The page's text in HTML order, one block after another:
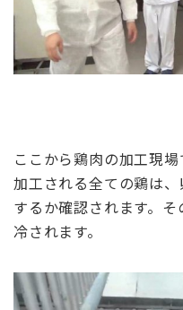
ここから鶏肉の加工現場
加工される全ての鶏は
するか確認されます。
冷されます。